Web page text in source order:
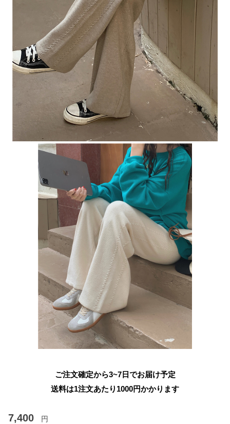
ご注文確定から3~7日でお届け予定
送料は1注文あたり 1000円かかります
7,400 円